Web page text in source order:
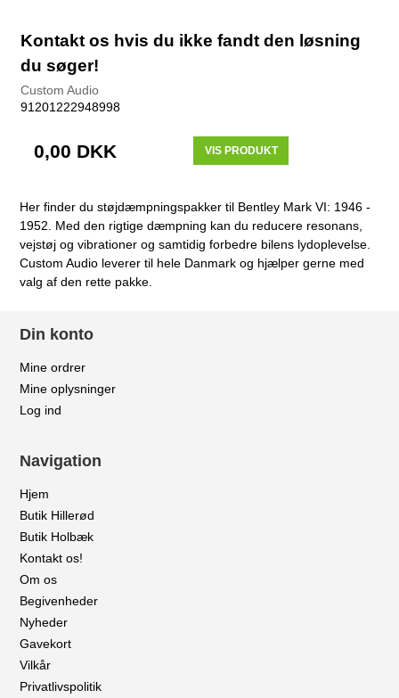
Kontakt os hvis du ikke fandt den løsning
du søger!
Custom Audio
91201222948998
0,00 DKK VIS PRODUKT
Her finder du støjdæmpningspakker til Bentley Mark VI: 1946 -
1952. Med den rigtige dæmpning kan du reducere resonans,
vejstøj og vibrationer og samtidig forbedre bilens lydoplevelse.
Custom Audio leverer til hele Danmark og hjælper gerne med
valg af den rette pakke.
Din konto
Mine ordrer
Mine oplysninger
Log ind
Navigation
Hjem
Butik Hillerød
Butik Holbæk
Kontakt os!
Om os
Begivenheder
Nyheder
Gavekort
Vilkår
Privatlivspolitik